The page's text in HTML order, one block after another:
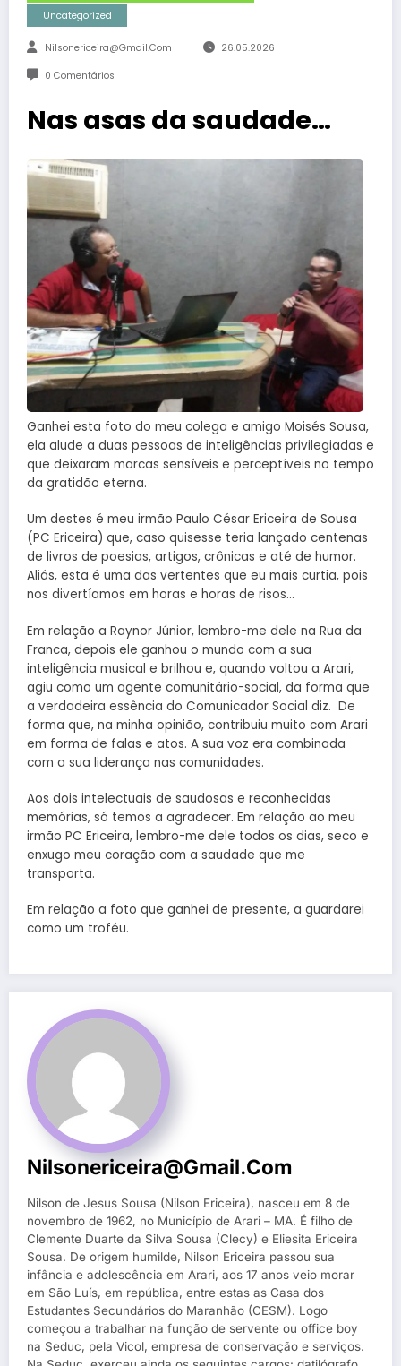
Uncategorized
Nilsonericeira@gmail.com 26.05.2026
0 Comentários
Nas asas da saudade…
Ganhei esta foto do meu colega e amigo Moisés Sousa,
ela alude a duas pessoas de inteligências privilegiadas e
que deixaram marcas sensíveis e perceptíveis no tempo
da gratidão eterna.
Um destes é meu irmão Paulo César Ericeira de Sousa
(PC Ericeira) que, caso quisesse teria lançado centenas
de livros de poesias, artigos, crônicas e até de humor.
Aliás, esta é uma das vertentes que eu mais curtia, pois
nos divertíamos em horas e horas de risos…
Em relação a Raynor Júnior, lembro-me dele na Rua da
Franca, depois ele ganhou o mundo com a sua
inteligência musical e brilhou e, quando voltou a Arari,
agiu como um agente comunitário-social, da forma que
a verdadeira essência do Comunicador Social diz. De
forma que, na minha opinião, contribuiu muito com Arari
em forma de falas e atos. A sua voz era combinada
com a sua liderança nas comunidades.
Aos dois intelectuais de saudosas e reconhecidas
memórias, só temos a agradecer. Em relação ao meu
irmão PC Ericeira, lembro-me dele todos os dias, seco e
enxugo meu coração com a saudade que me
transporta.
Em relação a foto que ganhei de presente, a guardarei
como um troféu.
Nilsonericeira@gmail.com
Nilson de Jesus Sousa (Nilson Ericeira), nasceu em 8 de
novembro de 1962, no Município de Arari – MA. É filho de
Clemente Duarte da Silva Sousa (Clecy) e Eliesita Ericeira
Sousa. De origem humilde, Nilson Ericeira passou sua
infância e adolescência em Arari, aos 17 anos veio morar
em São Luís, em república, entre estas as Casa dos
Estudantes Secundários do Maranhão (CESM). Logo
começou a trabalhar na função de servente ou office boy
na Seduc, pela Vicol, empresa de conservação e serviços.